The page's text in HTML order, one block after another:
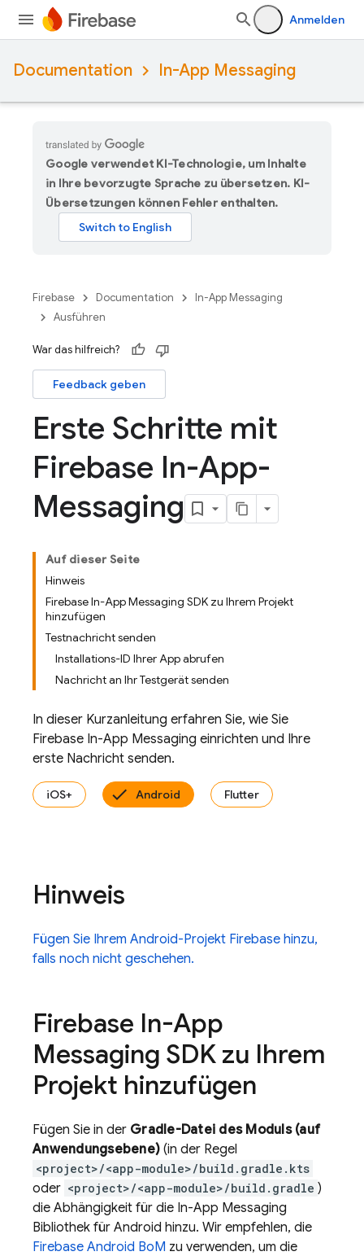
Anmelden
Documentation In-App Messaging
Google verwendet KI-Technologie, um Inhalte
in Ihre bevorzugte Sprache zu übersetzen. KI-
Übersetzungen können Fehler enthalten.
Firebase Documentation
In-App Messaging
Ausführen
War das hilfreich?
Feedback geben
Erste Schritte mit
Firebase In-App-
Messaging
Auf dieser Seite
Hinweis
Firebase In-App Messaging SDK zu Ihrem Projekt
hinzufügen
Testnachricht senden
Installations-ID Ihrer App abrufen
Nachricht an Ihr Testgerät senden
In dieser Kurzanleitung erfahren Sie, wie Sie
Firebase In-App Messaging einrichten und Ihre
erste Nachricht senden.
iOS+ Android Flutter
Hinweis
Fügen Sie Ihrem Android-Projekt Firebase hinzu,
falls noch nicht geschehen.
Firebase In-App
Messaging SDK zu Ihrem
Projekt hinzufügen
Fügen Sie in der Gradle-Datei des Moduls (auf
Anwendungsebene) (in der Regel
<project>/<app-module>/build.gradle.kts
oder <project>/<app-module>/build.gradle )
die Abhängigkeit für die In-App Messaging
Bibliothek für Android hinzu. Wir empfehlen, die
Firebase Android BoM zu verwenden, um die